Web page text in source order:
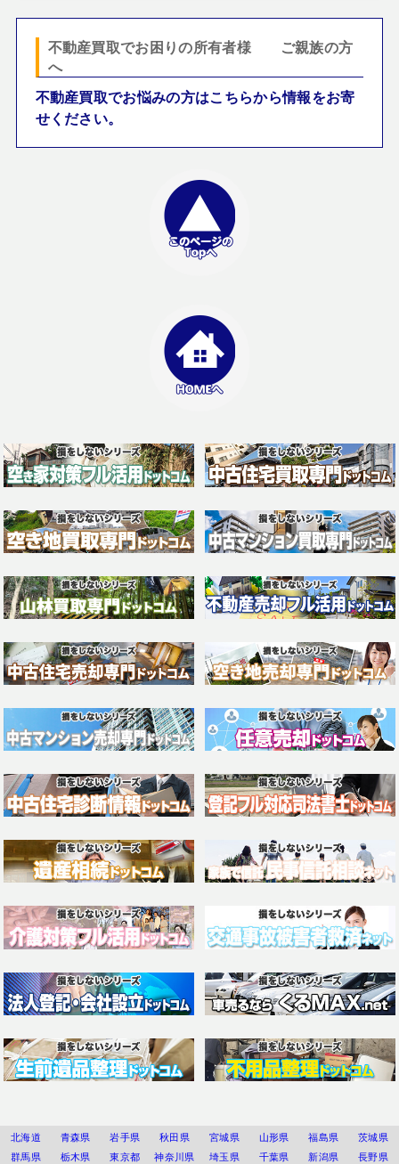
不動産買取でお困りの所有者様 ご親族の方
へ
不動産買取でお悩みの方はこちらから情報をお寄
せください。
北海道 青森県 岩手県 秋田県 宮城県 山形県 福島県
茨城県
群馬県
栃木県 東京都 神奈川県 埼玉県 千葉県 新潟県 長野県